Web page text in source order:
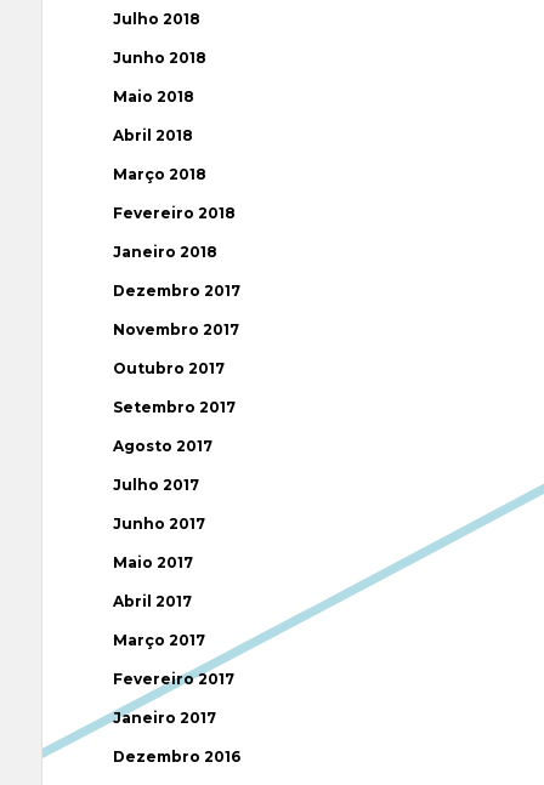
Julho 2018
Junho 2018
Maio 2018
Abril 2018
Março 2018
Fevereiro 2018
Janeiro 2018
Dezembro 2017
Novembro 2017
Outubro 2017
Setembro 2017
Agosto 2017
Julho 2017
Junho 2017
Maio 2017
Abril 2017
Março 2017
Fevereiro 2017
Janeiro 2017
Dezembro 2016